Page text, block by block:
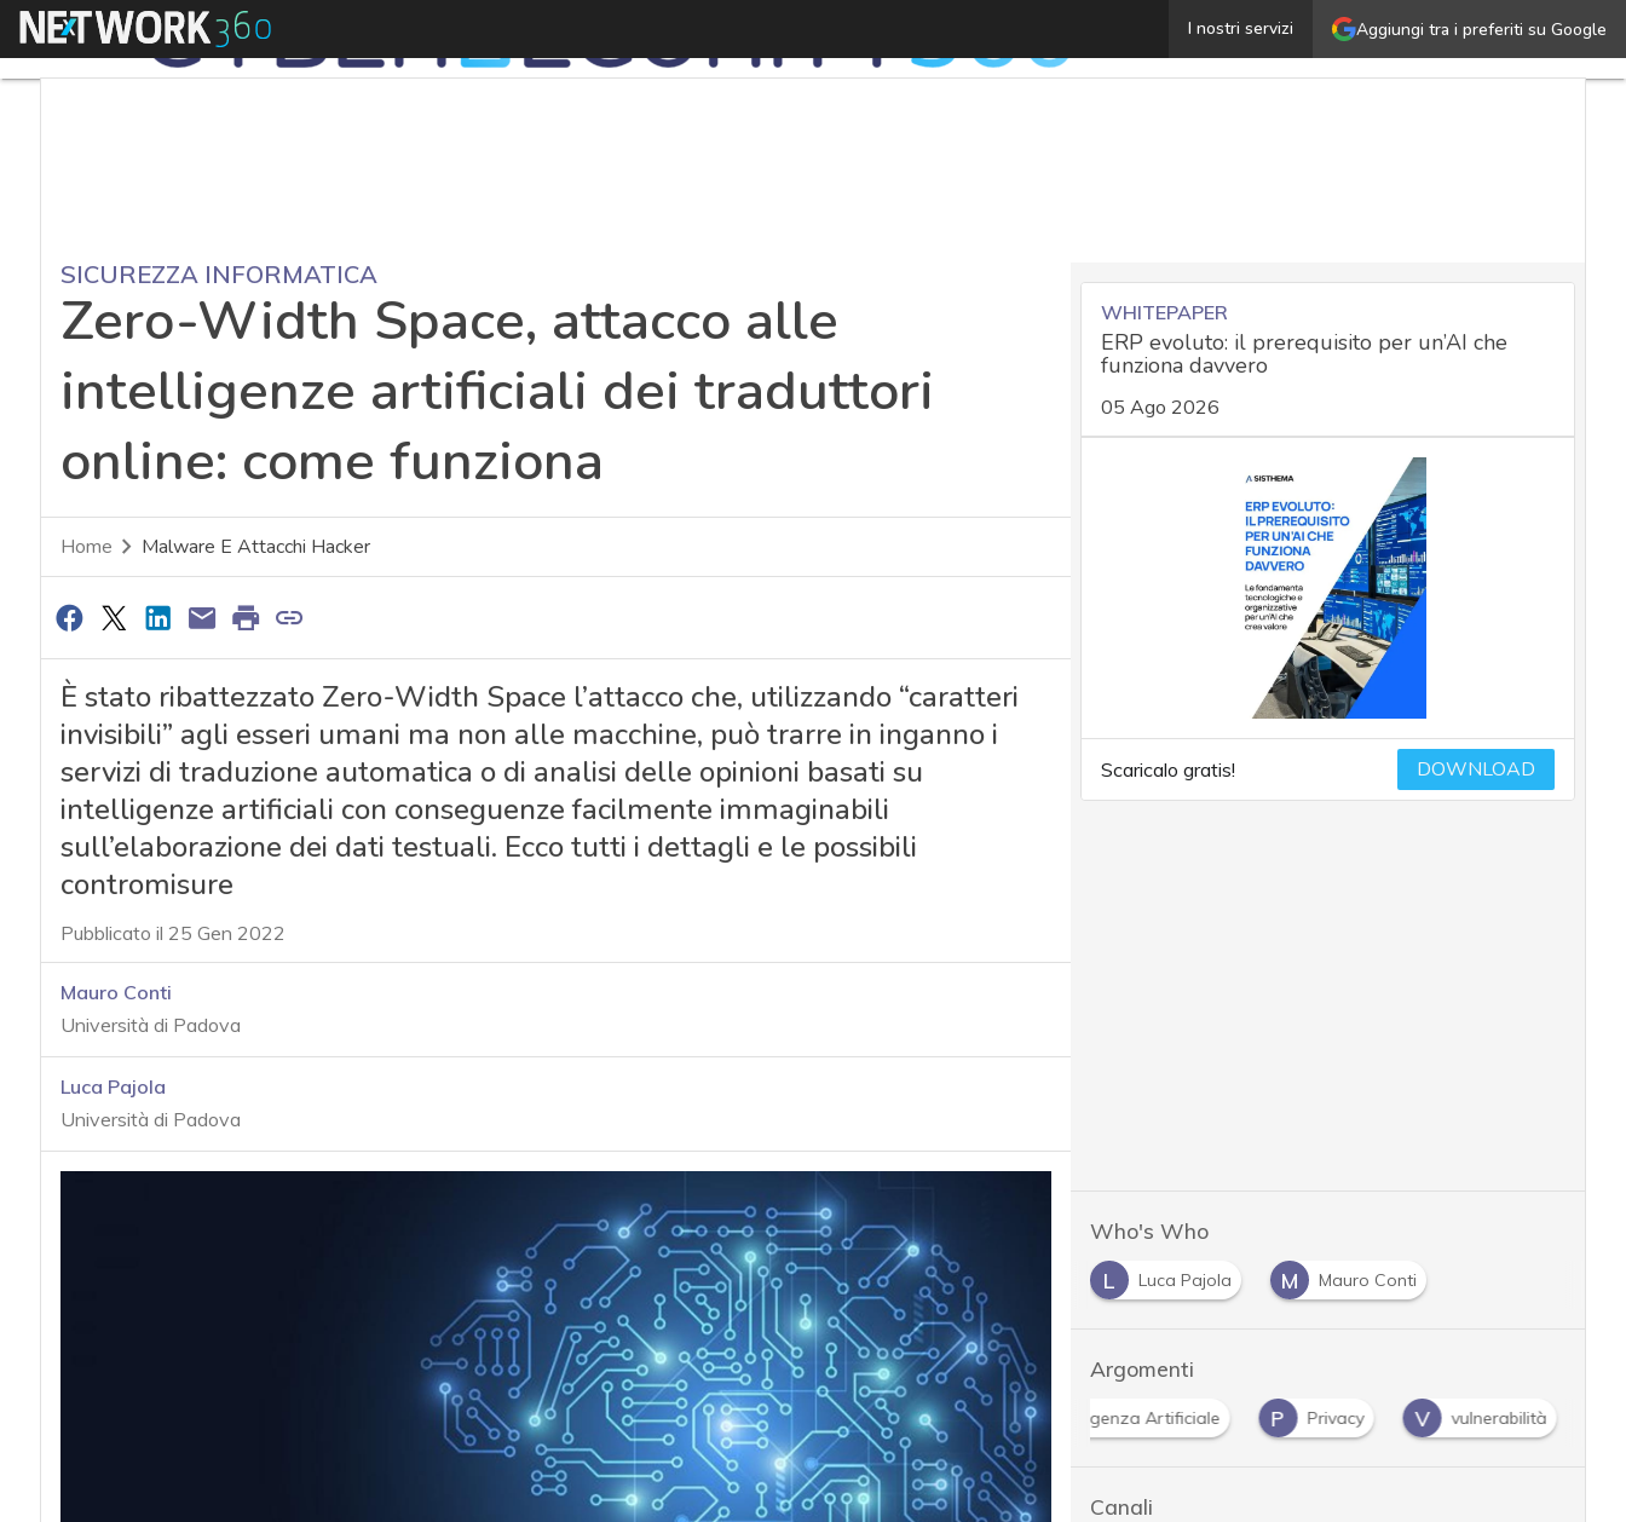
Aggiungi tra i preferiti su Google
I nostri servizi
Menu Zero-Width Space, attacco alle intelligenze artificiali
SICUREZZA INFORMATICA
Zero-Width Space, attacco alle
intelligenze artificiali dei traduttori
online: come funziona
Home Malware E Attacchi Hacker
È stato ribattezzato Zero-Width Space l’attacco che, utilizzando “caratteri
invisibili” agli esseri umani ma non alle macchine, può trarre in inganno i
servizi di traduzione automatica o di analisi delle opinioni basati su
intelligenze artificiali con conseguenze facilmente immaginabili
sull’elaborazione dei dati testuali. Ecco tutti i dettagli e le possibili
contromisure
Pubblicato il 25 Gen 2022
Mauro Conti
Università di Padova
Luca Pajola
Università di Padova
WHITEPAPER
ERP evoluto: il prerequisito per un’AI che
funziona davvero
05 Ago 2026
Scaricalo gratis! DOWNLOAD
Who's Who
L
Luca Pajola M Mauro Conti
Argomenti
I
Intelligenza Artificiale P Privacy V vulnerabilità
Canali